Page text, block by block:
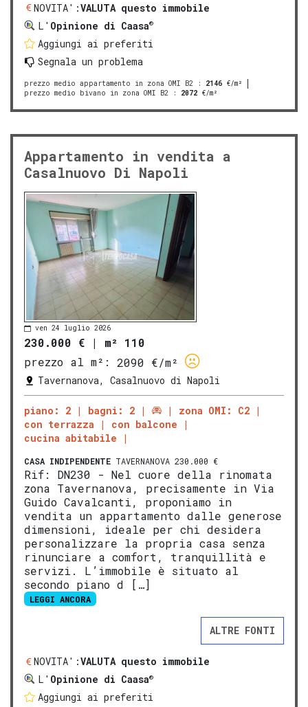
NOVITA':VALUTA questo immobile
L' Opinione di Caasa®
Aggiungi ai preferiti
Segnala un problema
prezzo medio appartamento in zona OMI B2 : 2146 €/m²
prezzo medio bivano in zona OMI B2 : 2072 €/m²
Appartamento in vendita a
Casalnuovo Di Napoli
ven 24 luglio 2026
230.000 € | m² 110
prezzo al m²:
2090 €/m²
Tavernanova, Casalnuovo di Napoli
piano: 2 bagni: 2
zona OMI: C2
con terrazza
con balcone
cucina abitabile
CASA INDIPENDENTE TAVERNANOVA 230.000 €
Rif: DN230 - Nel cuore della rinomata
zona Tavernanova, precisamente in Via
Guido Cavalcanti, proponiamo in
vendita un appartamento dalle generose
dimensioni, ideale per chi desidera
personalizzare la propria casa senza
rinunciare a comfort, tranquillità e
servizi. L’immobile è situato al
secondo piano d […]
LEGGI ANCORA
ALTRE FONTI
NOVITA':VALUTA questo immobile
L' Opinione di Caasa®
Aggiungi ai preferiti